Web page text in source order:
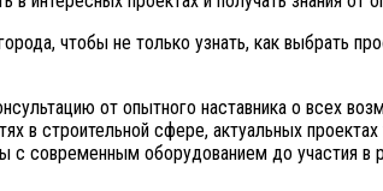
чтобы не только узнать, как выбрать
от опытного наставника о всех
в строительной сфере, актуальных
с современным оборудованием до участия